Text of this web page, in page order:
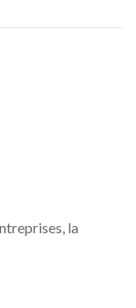
la